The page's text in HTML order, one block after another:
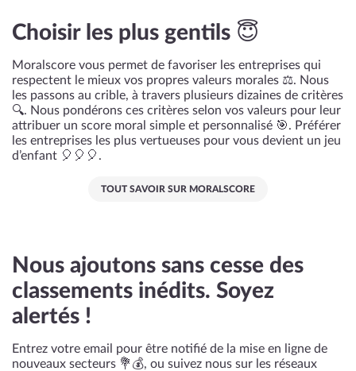
Choisir les plus gentils 😇
Moralscore vous permet de favoriser les entreprises qui
respectent le mieux vos propres valeurs morales ⚖️. Nous
les passons au crible, à travers plusieurs dizaines de critères
🔍. Nous pondérons ces critères selon vos valeurs pour leur
attribuer un score moral simple et personnalisé 🎯. Préférer
les entreprises les plus vertueuses pour vous devient un jeu
d’enfant 🎈🎈🎈.
TOUT SAVOIR SUR MORALSCORE
Nous ajoutons sans cesse des
classements inédits. Soyez
alertés !
Entrez votre email pour être notifié de la mise en ligne de
nouveaux secteurs 💐💰, ou suivez nous sur les réseaux